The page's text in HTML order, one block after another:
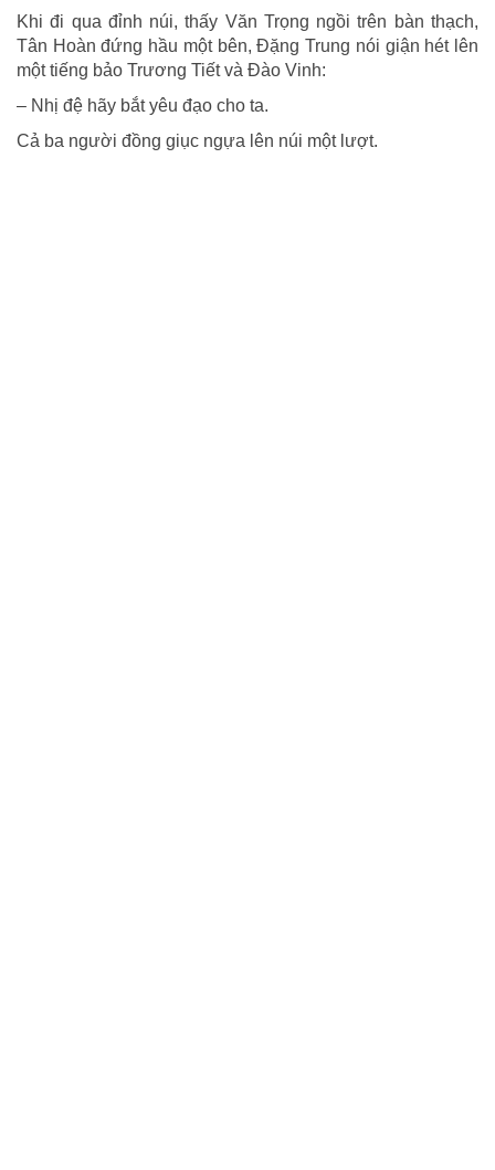
Khi đi qua đỉnh núi, thấy Văn Trọng ngồi trên bàn thạch,
Tân Hoàn đứng hầu một bên, Ðặng Trung nói giận hét lên
một tiếng bảo Trương Tiết và Ðào Vinh:
– Nhị đệ hãy bắt yêu đạo cho ta.
Cả ba người đồng giục ngựa lên núi một lượt.